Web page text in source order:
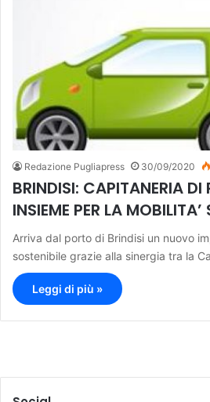
Redazione Pugliapress 30/09/2020
BRINDISI: CAPITANERIA DI
INSIEME PER LA MOBILITA’
Arriva dal porto di Brindisi un nuovo
sostenibile grazie alla sinergia tra la
Leggi di più »